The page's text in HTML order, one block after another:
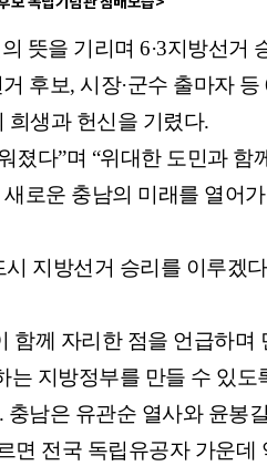
뜻을 기리며 6·3지방선거
후보, 시장·군수 출마자 등
희생과 헌신을 기렸다.
다”며 “위대한 도민과 함
로운 충남의 미래를 열어
지방선거 승리를 이루겠
께 자리한 점을 언급하며
지방정부를 만들 수 있
남은 유관순 열사와 윤봉
면 전국 독립유공자 가운